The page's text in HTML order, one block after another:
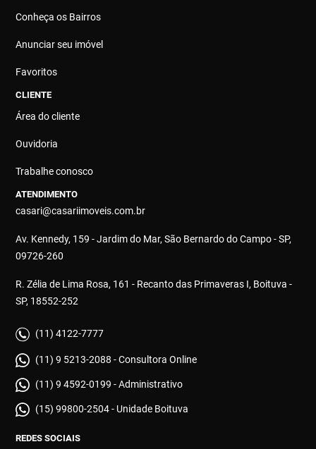
Conheça os Bairros
Anunciar seu imóvel
Favoritos
CLIENTE
Área do cliente
Ouvidoria
Trabalhe conosco
ATENDIMENTO
casari@casariimoveis.com.br
Av. Kennedy, 159 - Jardim do Mar, São Bernardo do Campo - SP,
09726-260
R. Zélia de Lima Rosa, 161 - Recanto das Primaveras I, Boituva -
SP, 18552-252
(11) 4122-7777
(11) 9 5213-2088 - Consultora Online
(11) 9 4592-0199 - Administrativo
(15) 99800-2504 - Unidade Boituva
REDES SOCIAIS